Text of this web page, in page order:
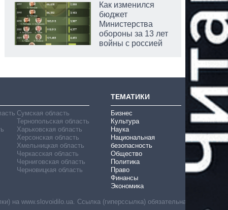
Как изменился
бюджет
Министерства
обороны за 13 лет
войны с россией
Сумская область
Тернопольская область
Харьковская область
Херсонская область
Хмельницкая область
Черкасская область
Черниговская область
Черновицкая область
ТЕМАТИКИ
Бизнес
Культура
Наука
Национальная
безопасность
Общество
Политика
Право
Финансы
Экономика
на www.slovoidilo.ua. Ссылка (гиперссылка) обязательна